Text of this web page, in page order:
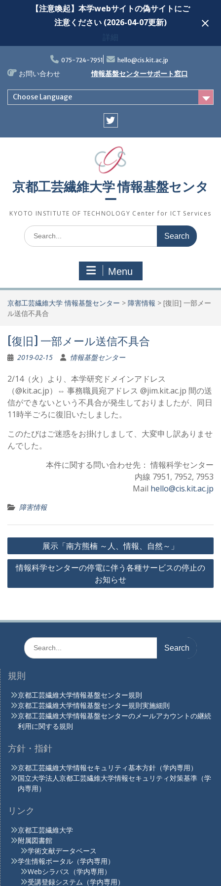
【注意喚起】本学webサイトの偽サイトにご
注意ください (2026-04-07更新)
詳細
content
075-724-7951 hello@cis.kit.ac.jp
お問い合わせ 情報基盤センターサポート窓口
Choose Language
京都工芸繊維大学 情報基盤センタ
ー
KYOTO INSTITUTE OF TECHNOLOGY Center for ICT Services
Search
for:
Menu
京都工芸繊維大学 情報基盤センター > 障害情報 > [復旧] 一部メー
ル送信不具合
[復旧] 一部メール送信不具合
2019-02-15 情報基盤センター
2/14（火）より、本学研究ドメインアドレス
（@kit.ac.jp）⇔ 事務職員宛アドレス @jim.kit.ac.jp 間の送
信ができないという不具合が発生しておりましたが、同日
11時半ごろに復旧いたしました。
このたびはご迷惑をお掛けしまして、大変申し訳ありませ
んでした。
本件に関する問い合わせ先： 情報科学センター
内線 7951, 7952, 7953
Mail hello@cis.kit.ac.jp
障害情報
投
稿
ナ
ビ
展示「南方熊楠 ～人、情報、自然～」
情報科学センターの停電に伴う各種サービスの停止の
お知らせ
Search
for:
規則
京都工芸繊維大学情報基盤センター規則
京都工芸繊維大学情報基盤センター規則実施細則
京都工芸繊維大学情報基盤センターのメールアカウントの継続
利用に関する規則
方針・指針
京都工芸繊維大学情報セキュリティ基本方針（学内専用）
国立大学法人京都工芸繊維大学情報セキュリティ対策基準（学
内専用）
リンク
京都工芸繊維大学
附属図書館
学術文献データベース
学生情報ポータル（学内専用）
Webシラバス（学内専用）
受講登録システム（学内専用）